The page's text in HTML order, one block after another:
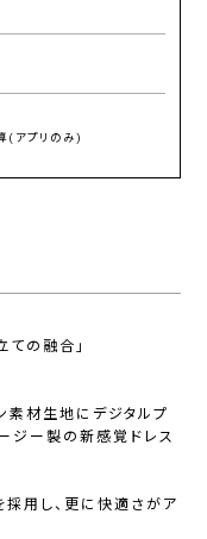
(アプリのみ)
ての融合」
素材生地にデジタルプ
ジー製の新感覚ドレス
用し、更に快適さがア